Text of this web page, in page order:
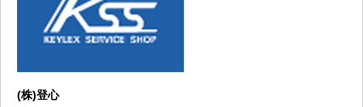
(株)登心